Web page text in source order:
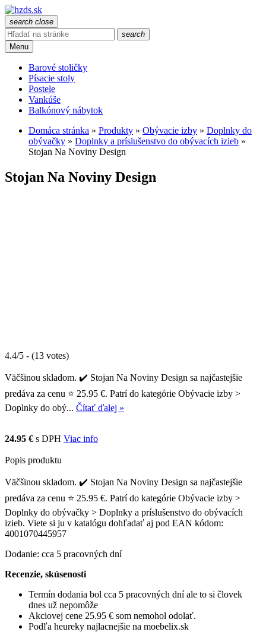
search close
search
Menu
Barové stoličky
Písacie stoly
Postele
Vankúše
Balkónový nábytok
Domáca stránka » Produkty » Obývacie izby » Doplnky do
obývačky » Doplnky a príslušenstvo do obývacích izieb »
Stojan Na Noviny Design
Stojan Na Noviny Design
4.4/5 - (13 votes)
Väčšinou skladom. ✔️ Stojan Na Noviny Design sa najčastejšie
predáva za cenu ⭐ 25.95 €. Patrí do kategórie Obývacie izby >
Doplnky do obý... Čítať ďalej »
24.95 € s DPH Viac info
Popis produktu
Väčšinou skladom. ✔️ Stojan Na Noviny Design sa najčastejšie
predáva za cenu ⭐ 25.95 €. Patrí do kategórie Obývacie izby >
Doplnky do obývačky > Doplnky a príslušenstvo do obývacích
izieb. Viete si ju v katalógu dohľadať aj pod EAN kódom:
4001070445957
Dodanie: cca 5 pracovných dní
Recenzie, skúsenosti
Termín dodania bol cca 5 pracovných dní ale to si človek
dnes už nepomôže
Akciovej cene 25.95 € som nemohol odolať.
Podľa heureky najlacnejšie na moebelix.sk